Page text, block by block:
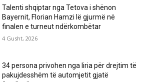
Talenti shqiptar nga Tetova i shënon
Bayernit, Florian Hamzi lë gjurmë në
finalen e turneut ndërkombëtar
4 Gusht, 2026
34 persona privohen nga liria për drejtim të
pakujdesshëm të automjetit gjatë